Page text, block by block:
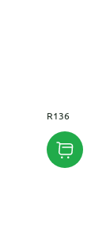
R136